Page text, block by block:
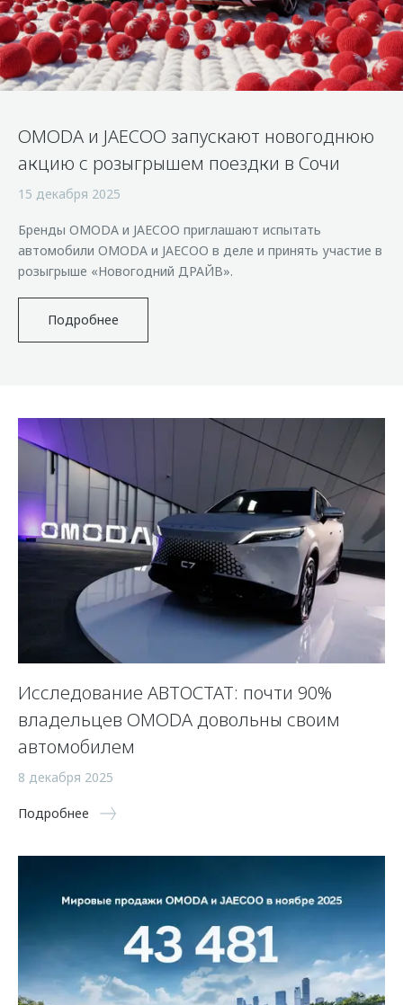
Страхование
Кредитный калькулятор
Аксессуары
Оригинальные аксессуары
Запчасти
Трейд-ин
Калькулятор трейд-ин
Дополнительная техническая поддержка
Руководства по эксплуатации
Клиентская поддержка
Клуб владельцев OMODA
Приложение O&J
Аксессуары
Одежда и сувениры
Оригинальные аксессуары
Обратная связь
OMODA и JAECOO запускают новогоднюю
акцию с розыгрышем поездки в Сочи
15 декабря 2025
Бренды OMODA и JAECOO приглашают испытать
автомобили OMODA и JAECOO в деле и принять участие в
розыгрыше «Новогодний ДРАЙВ».
Подробнее
Исследование АВТОСТАТ: почти 90%
владельцев OMODA довольны своим
автомобилем
8 декабря 2025
Подробнее